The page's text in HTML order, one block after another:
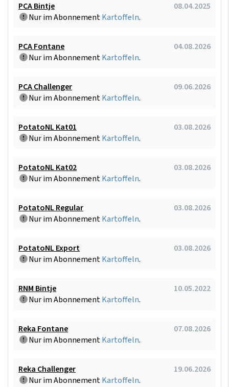
PCA Bintje
08.04.2025
Nur im AbonnementKartoffeln.
PCA Fontane
04.08.2026
Nur im AbonnementKartoffeln.
PCA Challenger
09.06.2026
Nur im AbonnementKartoffeln.
PotatoNL Kat01
03.08.2026
Nur im AbonnementKartoffeln.
PotatoNL Kat02
03.08.2026
Nur im AbonnementKartoffeln.
PotatoNL Regular
03.08.2026
Nur im AbonnementKartoffeln.
PotatoNL Export
03.08.2026
Nur im AbonnementKartoffeln.
RNM Bintje
10.05.2022
Nur im AbonnementKartoffeln.
Reka Fontane
07.08.2026
Nur im AbonnementKartoffeln.
Reka Challenger
19.06.2026
Nur im AbonnementKartoffeln.